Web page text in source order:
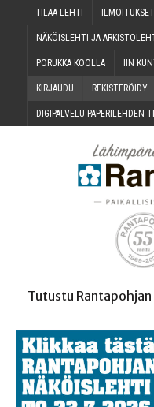
TILAA LEH­TI ILMOI­TUK­SET
NÄKÖIS­LEH­TI JA
PORUK­KA KOOLLA IIN
KIR­JAU­DU REKIS­TE­RÖI­DY
DIGI­PAL­VE­LU PAPE­RI­LEH­DEN
Tutustu